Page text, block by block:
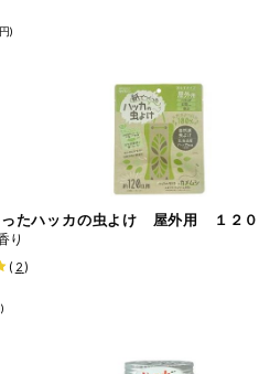
)
ったハッカの虫よけ 屋外用 １２０
り
( 2)